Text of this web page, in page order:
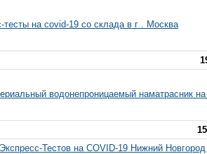
тесты на covid-19 со склада в г . Москва
водонепроницаемый наматрасник
Тестов на COVID-19 Нижний Новгород